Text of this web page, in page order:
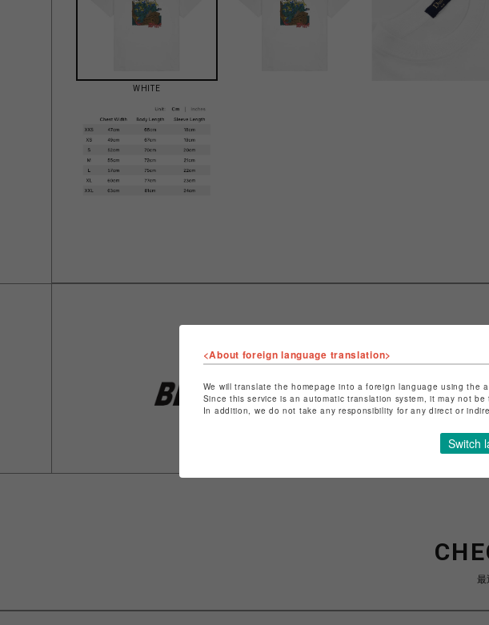
WHITE
ショップ名
特定商取引法など法令に
ショップお問い合わせは
<About foreign language translation>
We will translate the homepage into a foreign language using the
Since this service is an automatic translation system, it may not
In addition, we do not take any responsibility for any direct or
Switch